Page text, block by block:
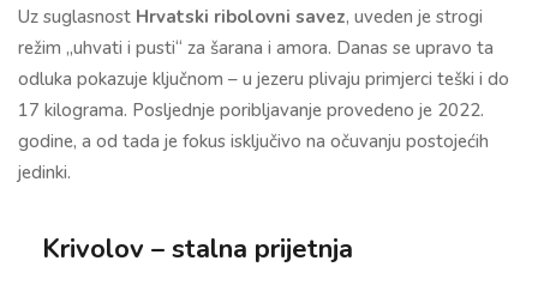
Uz suglasnost Hrvatski ribolovni savez, uveden je strogi
režim „uhvati i pusti“ za šarana i amora. Danas se upravo ta
odluka pokazuje ključnom – u jezeru plivaju primjerci teški i do
17 kilograma. Posljednje poribljavanje provedeno je 2022.
godine, a od tada je fokus isključivo na očuvanju postojećih
jedinki.
Krivolov – stalna prijetnja